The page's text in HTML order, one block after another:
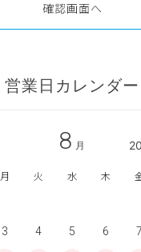
営業日カレンダー
8 月
月 火 水 木
3 4 5 6 7